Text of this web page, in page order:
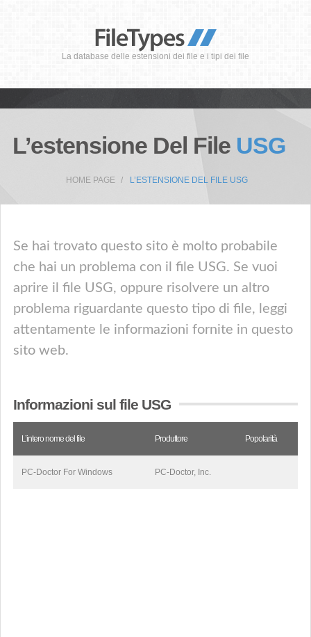
La database delle estensioni dei file e i tipi dei file
L’estensione Del File USG
HOME PAGE L’ESTENSIONE DEL FILE USG
Se hai trovato questo sito è molto probabile
che hai un problema con il file USG. Se vuoi
aprire il file USG, oppure risolvere un altro
problema riguardante questo tipo di file, leggi
attentamente le informazioni fornite in questo
sito web.
Informazioni sul file USG
L’intero nome del file Produttore Popolarità
PC-Doctor For Windows PC-Doctor, Inc.